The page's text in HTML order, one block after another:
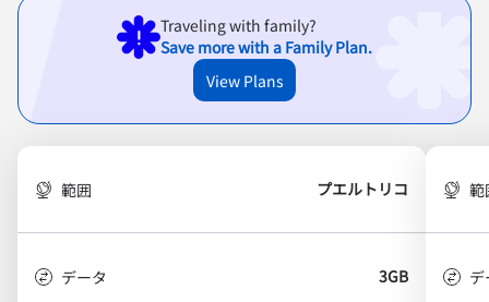
Traveling with family?
Save more with a Family Plan.
View Plans
範囲 プエルトリコ
データ 3GB
範